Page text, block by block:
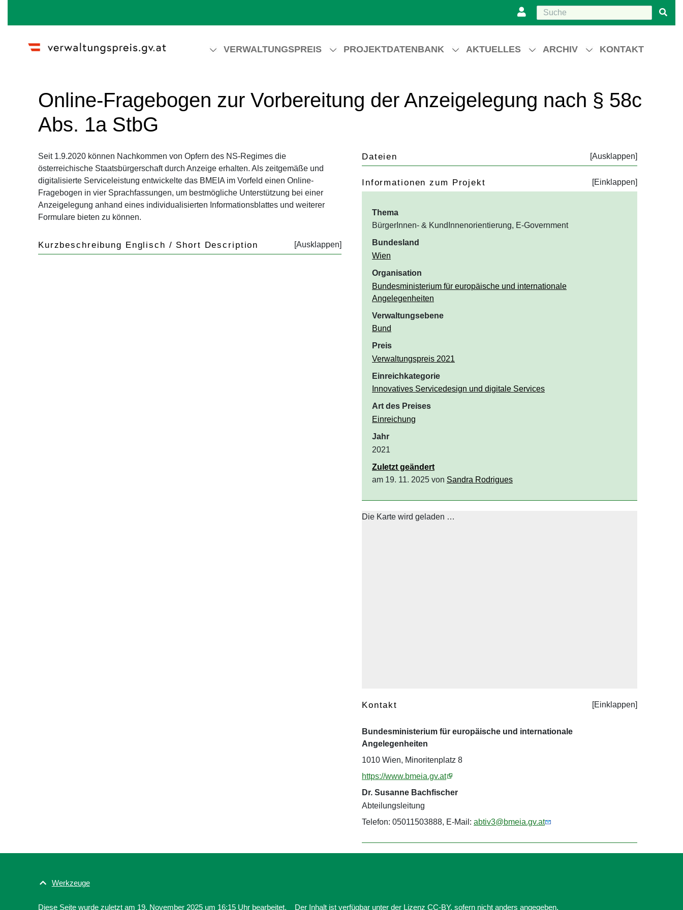
VERWALTUNGSPREIS PROJEKTDATENBANK AKTUELLES ARCHIV KONTAKT
Online-Fragebogen zur Vorbereitung der Anzeigelegung nach § 58c
Abs. 1a StbG
Dateien
Informationen zum Projekt
Thema
BürgerInnen- & KundInnenorientierung, E-Government
Bundesland
Wien
Organisation
Bundesministerium für europäische und internationale
Angelegenheiten
Verwaltungsebene
Bund
Preis
Verwaltungspreis 2021
Einreichkategorie
Innovatives Servicedesign und digitale Services
Art des Preises
Einreichung
Jahr
2021
Zuletzt geändert
am 19. 11. 2025 von Sandra Rodrigues
Die Karte wird geladen …
Kontakt
Bundesministerium für europäische und internationale
Angelegenheiten
1010 Wien, Minoritenplatz 8
https://www.bmeia.gv.at
Dr. Susanne Bachfischer
Abteilungsleitung
Telefon: 05011503888, E-Mail: abtiv3@bmeia.gv.at
Seit 1.9.2020 können Nachkommen von Opfern des NS-Regimes die
österreichische Staatsbürgerschaft durch Anzeige erhalten. Als zeitgemäße und
digitalisierte Serviceleistung entwickelte das BMEIA im Vorfeld einen Online-
Fragebogen in vier Sprachfassungen, um bestmögliche Unterstützung bei einer
Anzeigelegung anhand eines individualisierten Informationsblattes und weiterer
Formulare bieten zu können.
Kurzbeschreibung Englisch / Short Description
Werkzeuge
Diese Seite wurde zuletzt am 19. November 2025 um 16:15 Uhr bearbeitet. Der Inhalt ist verfügbar unter der Lizenz CC-BY, sofern nicht anders angegeben.